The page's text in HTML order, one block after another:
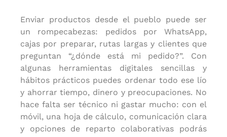
Enviar productos desde el pueblo puede ser
un rompecabezas: pedidos por WhatsApp,
cajas por preparar, rutas largas y clientes que
preguntan “¿dónde está mi pedido?”. Con
algunas herramientas digitales sencillas y
hábitos prácticos puedes ordenar todo ese lío
y ahorrar tiempo, dinero y preocupaciones. No
hace falta ser técnico ni gastar mucho: con el
móvil, una hoja de cálculo, comunicación clara
y opciones de reparto colaborativas podrás